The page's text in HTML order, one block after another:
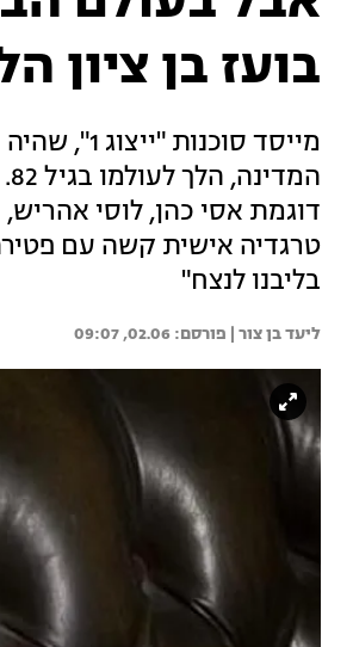
בועז בן ציון
מייסד
דוגמת אסי כהן, לוסי
טרגדיה אישית קשה עם
בליבנו לנצח"
ליעד בן צור | 02.06, 09:07